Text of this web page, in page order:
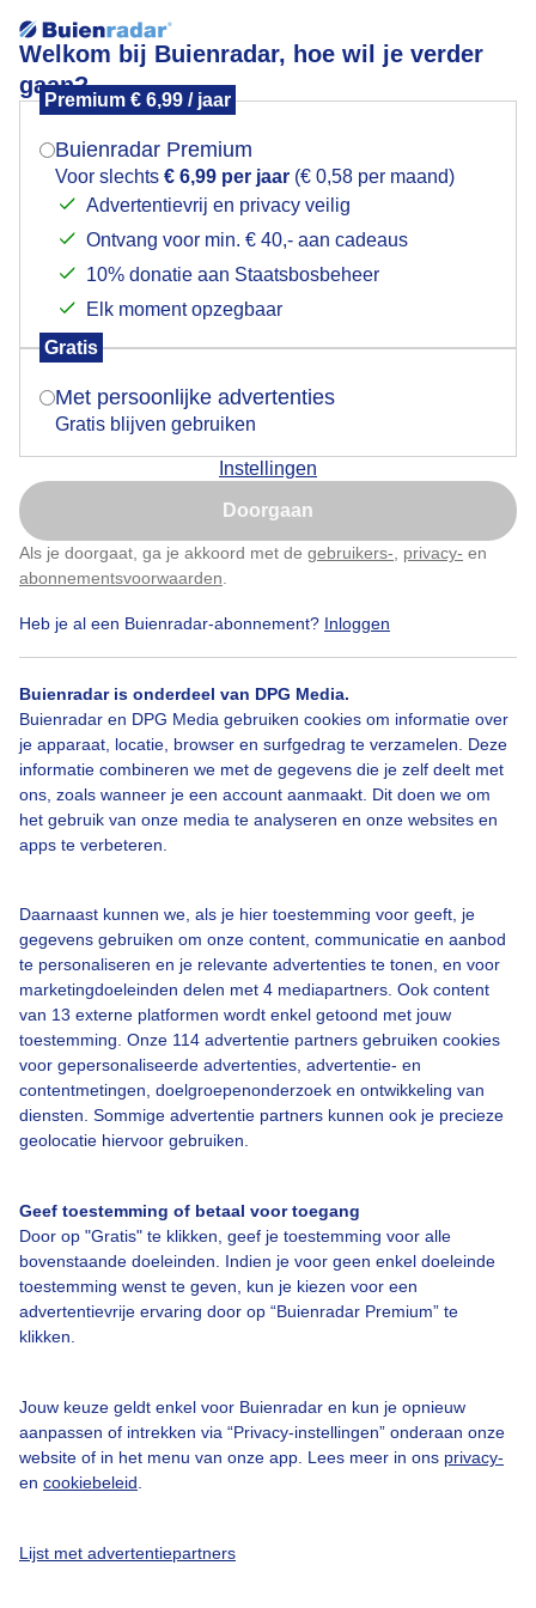
Welkom bij Buienradar, hoe wil je verder
gaan?
Premium € 6,99 / jaar
Buienradar Premium
Voor slechts € 6,99 per jaar (€ 0,58 per maand)
Advertentievrij en privacy veilig
Ontvang voor min. € 40,- aan cadeaus
10% donatie aan Staatsbosbeheer
Elk moment opzegbaar
Gratis
Met persoonlijke advertenties
Gratis blijven gebruiken
Instellingen
Doorgaan
Als je doorgaat, ga je akkoord met de gebruikers- privacy- en
abonnementsvoorwaarden
Heb je al een Buienradar-abonnement? Inloggen
Buienradar is onderdeel van DPG Media.
Buienradar en DPG Media gebruiken cookies om informatie over
je apparaat, locatie, browser en surfgedrag te verzamelen. Deze
informatie combineren we met de gegevens die je zelf deelt met
ons, zoals wanneer je een account aanmaakt. Dit doen we om
het gebruik van onze media te analyseren en onze websites en
apps te verbeteren.
Daarnaast kunnen we, als je hier toestemming voor geeft, je
gegevens gebruiken om onze content, communicatie en aanbod
te personaliseren en je relevante advertenties te tonen, en voor
marketingdoeleinden delen met 4 mediapartners. Ook content
van 13 externe platformen wordt enkel getoond met jouw
toestemming. Onze 114 advertentie partners gebruiken cookies
voor gepersonaliseerde advertenties, advertentie- en
contentmetingen, doelgroepenonderzoek en ontwikkeling van
diensten. Sommige advertentie partners kunnen ook je precieze
geolocatie hiervoor gebruiken.
Geef toestemming of betaal voor toegang
Door op "Gratis" te klikken, geef je toestemming voor alle
bovenstaande doeleinden. Indien je voor geen enkel doeleinde
toestemming wenst te geven, kun je kiezen voor een
advertentievrije ervaring door op “Buienradar Premium” te
klikken.
Jouw keuze geldt enkel voor Buienradar en kun je opnieuw
aanpassen of intrekken via “Privacy-instellingen” onderaan onze
website of in het menu van onze app. Lees meer in ons privacy-
en cookiebeleid
Lijst met advertentiepartners
Zonradar
Actueel +3 uur +24 uur
14:00
10:00 18:00 02:00
Zon in
Bewolkt
Nu 11 13 15 17 19 21 23 01 03 05 07
Bekijk ook
Satellietbeelden
7-daagse zon en wolkenverwachting
Over Buienradar
Veelgestelde vragen
Contact
Toegankelijkheid
Mogen we je locatie gebruiken voor het
Indien je hier nog geen akkoord op hebt gegeven,
verschijnt er zo een pop-up uit je browser waarin
Is goed, toon de popup
Nu niet, misschien later
Klik hierom dit aan te passen